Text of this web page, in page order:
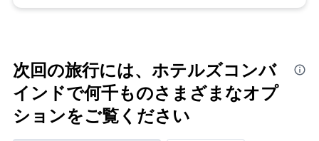
次回の旅行には、ホテルズコンバ
インドで何千ものさまざまなオプ
ションをご覧ください